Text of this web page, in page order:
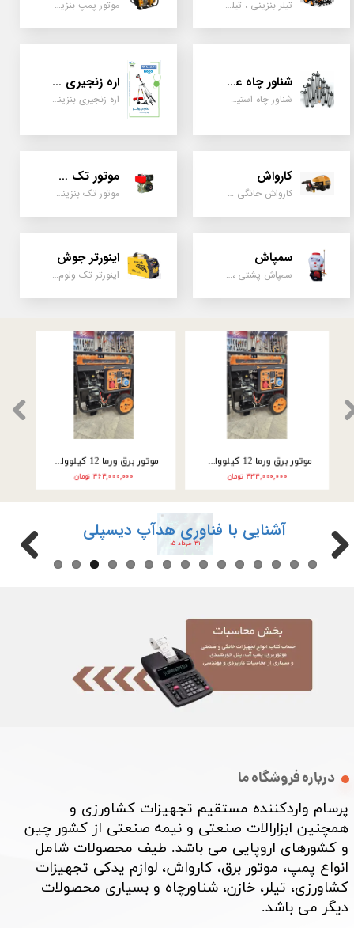
تیلر بنزینی ، تیلر دیزل، تیلر چهار چرخ، تیلر مزرعه و کشاورزی موتور پمپ بنزینی، دیزلی، نفتی ، یک اینچ به بالا
شناور چاه عمیق
شناور چاه استیل ، تک فاز و سه فاز، یک اینچ به بالا
اره زنجیری / علفتراش
اره زنجیری بنزینی ، علفتراش دو زمانه و چهار زمانه ، دوشی و پشتی
کارواش
کارواش خانگی و صنعتی و نیمه صنعتی
موتور تک سیلندر
موتور تک بنزینی ، دیزلی، کارتینگی ، تیلری
سمپاش
سمپاش پشتی ، زمبه ای ، فرغونی ، دستی ، موتوری
اینورتر جوش
اینورتر تک ولوم و دو ولوم امپر بالا
موتور برق ورما سه گانه سوز 9.5 کیلووات تک فاز VM25000E3-2F
۲۲۲,۰۰۰,۰۰۰ تومان
موتور برق ورما سه گانه سوز 9.5 کیلووات سه فاز VM25000E3
۲۴۶,۰۰۰,۰۰۰ تومان
آشنایی با فناوری هدآپ دیسپلی
۳۱ خرداد ۰۵
درباره فروشگاه ما
پرسام واردکننده مستقیم تجهیزات کشاورزی و
همچنین ابزارالات صنعتی و نیمه صنعتی از کشور چین
و کشورهای اروپایی می باشد. طیف محصولات شامل
انواع پمپ، موتور برق، کارواش، لوازم یدکی تجهیزات
کشاورزی، تیلر، خازن، شناورچاه و بسیاری محصولات
دیگر می باشد. ​​​​​​​